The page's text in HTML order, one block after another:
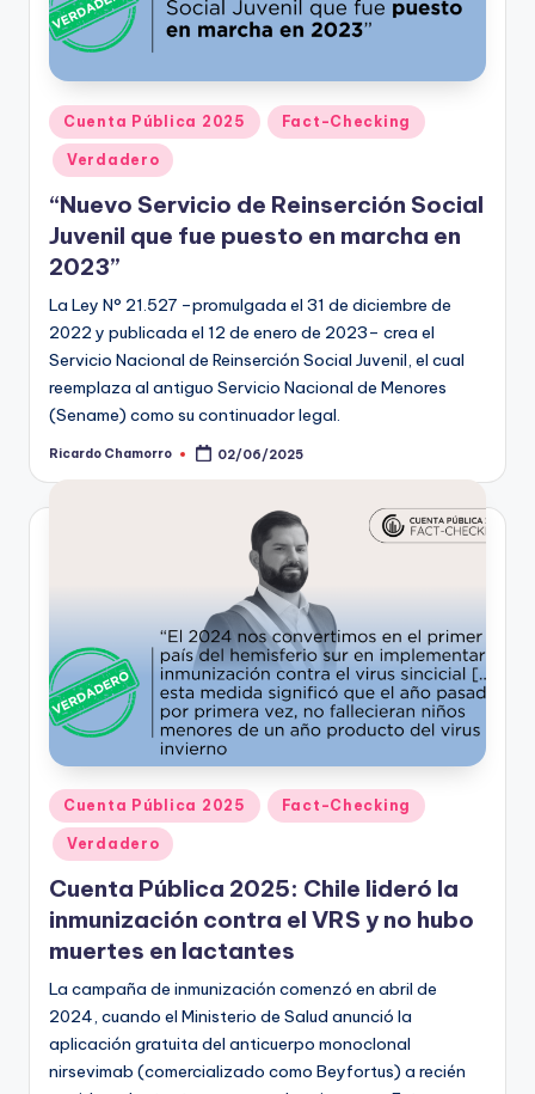
Publicado
en
Cuenta Pública 2025 Fact-Checking
Verdadero
“Nuevo Servicio de Reinserción Social
Juvenil que fue puesto en marcha en
2023”
La Ley N° 21.527 –promulgada el 31 de diciembre de
2022 y publicada el 12 de enero de 2023– crea el
Servicio Nacional de Reinserción Social Juvenil, el cual
reemplaza al antiguo Servicio Nacional de Menores
(Sename) como su continuador legal.
Publicado
Ricardo Chamorro 02/06/2025
Publicado
en
Cuenta Pública 2025 Fact-Checking
Verdadero
Cuenta Pública 2025: Chile lideró la
inmunización contra el VRS y no hubo
muertes en lactantes
La campaña de inmunización comenzó en abril de
2024, cuando el Ministerio de Salud anunció la
aplicación gratuita del anticuerpo monoclonal
nirsevimab (comercializado como Beyfortus) a recién